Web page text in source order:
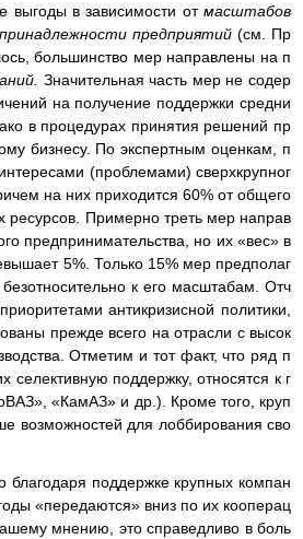
выгоды в зависимости от масштабов
предприятий (см. Пр
большинство мер направлены на п
Значительная часть мер не содер
на получение поддержки средни
в процедурах принятия решений пр
бизнесу. По экспертным оценкам, п
(проблемами) сверхкрупног
на них приходится 60% от общего
ресурсов. Примерно треть мер направ
предпринимательства, но их «вес» в
5%. Только 15% мер предполаг
к его масштабам. Отч
антикризисной политики,
прежде всего на отрасли с высок
Отметим и тот факт, что ряд п
селективную поддержку, относятся к г
«КамАЗ» и др.). Кроме того, круп
возможностей для лоббирования сво
благодаря поддержке крупных компан
«передаются» вниз по их кооперац
мнению, это справедливо в боль